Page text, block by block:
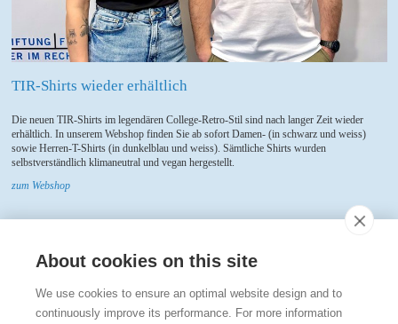
TIR-Shirts wieder erhältlich
Die neuen TIR-Shirts im legendären College-Retro-Stil sind nach langer Zeit wieder
erhältlich. In unserem Webshop finden Sie ab sofort Damen- (in schwarz und weiss)
sowie Herren-T-Shirts (in dunkelblau und weiss). Sämtliche Shirts wurden
selbstverständlich klimaneutral und vegan hergestellt.
zum Webshop
Stiftung für das Tier im Recht (TIR)
Rigistrasse 9
About cookies on this site
We use cookies to ensure an optimal website design and to
continuously improve its performance. For more information